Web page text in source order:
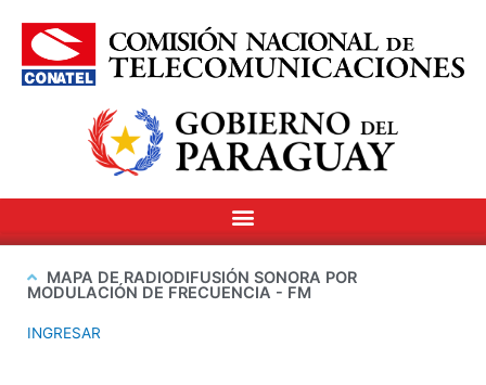
MAPA DE RADIODIFUSIÓN SONORA POR
MODULACIÓN DE FRECUENCIA - FM
INGRESAR